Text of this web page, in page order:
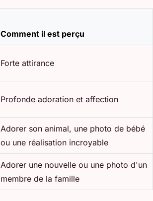
Comment il est perçu
Forte attirance
Profonde adoration et affection
Adorer son animal, une photo de bébé
ou une réalisation incroyable
Adorer une nouvelle ou une photo d'un
membre de la famille